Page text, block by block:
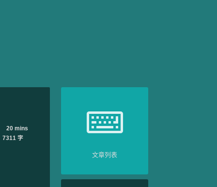
20 mins
7311 字
文章列表